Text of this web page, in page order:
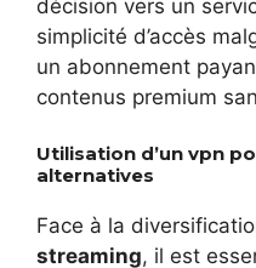
décision vers un
simplicité d’accès
un abonnement
contenus premium
Utilisation d’un vpn
alternatives
Face à la
streaming, il est